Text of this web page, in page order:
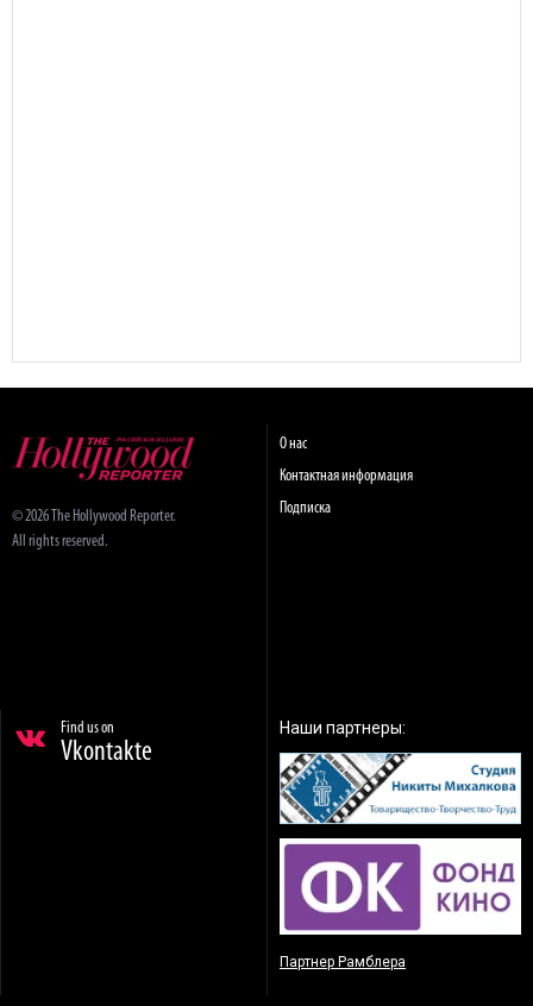
© 2026 The Hollywood Reporter.
All rights reserved.
О нас
Контактная информация
Подписка
Find us on
Vkontakte
Наши партнеры:
Партнер Рамблера